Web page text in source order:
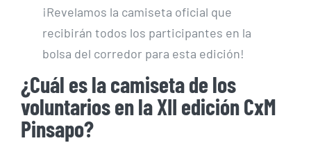
¡Revelamos la camiseta oficial que
recibirán todos los participantes en la
bolsa del corredor para esta edición!
¿Cuál es la camiseta de los
voluntarios en la XII edición CxM
Pinsapo?